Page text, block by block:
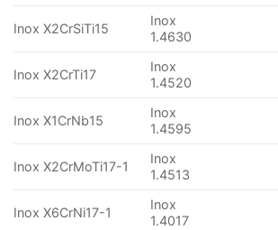
Inox X2CrSiTi15
Inox
1.4630
Inox X2CrTi17
Inox
1.4520
Inox X1CrNb15
Inox
1.4595
Inox X2CrMoTi17-1
Inox
1.4513
Inox X6CrNi17-1
Inox
1.4017